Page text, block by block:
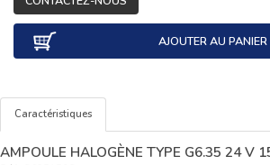
AJOUTER AU PANIER
Caractéristiques
AMPOULE HALOGÈNE TYPE G6.35 24 V